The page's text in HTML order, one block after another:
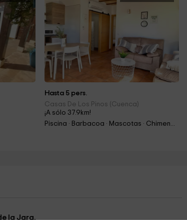
Hasta 5 pers.
Casas De Los Pinos (Cuenca)
¡A sólo 37.9km!
Piscina · Barbacoa · Mascotas · Chimenea
la Jara.